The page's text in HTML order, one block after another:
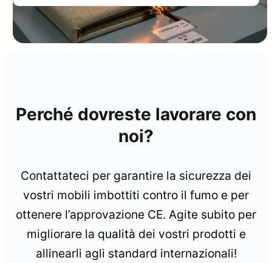
Perché dovreste lavorare con
noi?
Contattateci per garantire la sicurezza dei
vostri mobili imbottiti contro il fumo e per
ottenere l’approvazione CE. Agite subito per
migliorare la qualità dei vostri prodotti e
allinearli agli standard internazionali!